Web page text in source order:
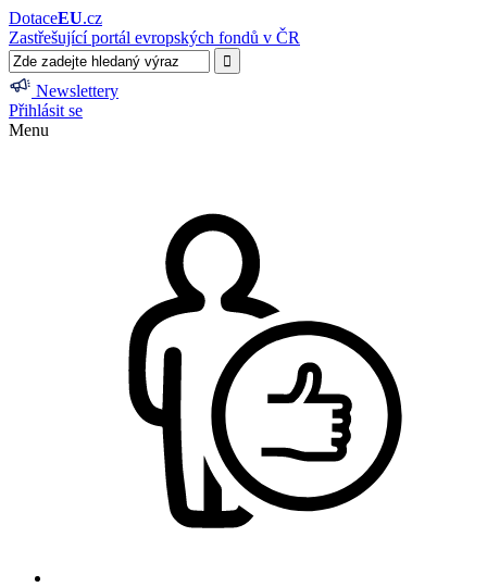
DotaceEU.cz
Zastřešující portál evropských fondů v ČR
Newslettery
Přihlásit se
Menu